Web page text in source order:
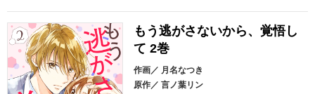
もう逃がさないから、覚悟し
て 2巻
作画／ 月名なつき
原作／ 言ノ葉リン